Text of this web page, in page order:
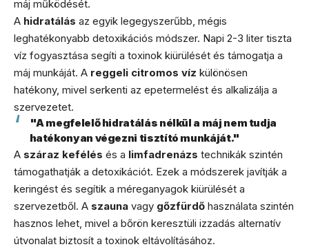
máj működését.
A hidratálás az egyik legegyszerűbb, mégis
leghatékonyabb detoxikációs módszer. Napi 2-3 liter tiszta
víz fogyasztása segíti a toxinok kiürülését és támogatja a
máj munkáját. A reggeli citromos víz különösen
hatékony, mivel serkenti az epetermelést és alkalizálja a
szervezetet.
"A megfelelő hidratálás nélkül a máj nem tudja
hatékonyan végezni tisztító munkáját."
A száraz kefélés és a limfadrenázs technikák szintén
támogathatják a detoxikációt. Ezek a módszerek javítják a
keringést és segítik a méreganyagok kiürülését a
szervezetből. A szauna vagy gőzfürdő használata szintén
hasznos lehet, mivel a bőrön keresztüli izzadás alternatív
útvonalat biztosít a toxinok eltávolításához.